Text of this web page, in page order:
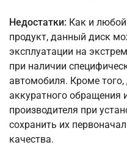
Недостатки: Как и
продукт, данный диск
эксплуатации на
при наличии
автомобиля. Кроме
аккуратного обращения
производителя при
сохранить их
качества.